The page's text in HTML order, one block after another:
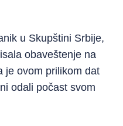
u Skupštini Srbije,
obaveštenje na
je ovom prilikom dat
odali počast svom